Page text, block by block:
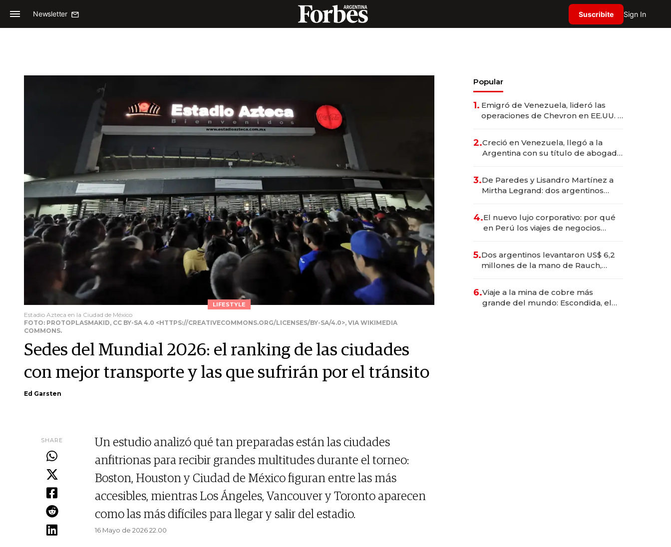
Newsletter Suscribite Sign In
LIFESTYLE
Estadio Azteca en la Ciudad de México
FOTO: PROTOPLASMAKID, CC BY-SA 4.0 <HTTPS://CREATIVECOMMONS.ORG/LICENSES/BY-SA/4.0>, VIA WIKIMEDIA
COMMONS.
Sedes del Mundial 2026: el ranking de las ciudades
con mejor transporte y las que sufrirán por el tránsito
Ed Garsten
SHARE
Un estudio analizó qué tan preparadas están las ciudades
anfitrionas para recibir grandes multitudes durante el torneo:
Boston, Houston y Ciudad de México figuran entre las más
accesibles, mientras Los Ángeles, Vancouver y Toronto aparecen
como las más difíciles para llegar y salir del estadio.
16 Mayo de 2026 22.00
Popular
1. Emigró de Venezuela, lideró las
operaciones de Chevron en EE.UU. y
2.Creció en Venezuela, llegó a la
Argentina con su título de abogado
marcas "fast premium"
3.De Paredes y Lisandro Martínez a
Mirtha Legrand: dos argentinos
4.El nuevo lujo corporativo: por qué
en Perú los viajes de negocios
transformadoras
5.Dos argentinos levantaron US$ 6,2
millones de la mano de Rauch,
6.Viaje a la mina de cobre más
grande del mundo: Escondida, el